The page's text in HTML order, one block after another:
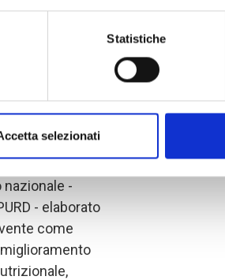
Statistiche
selezionati
del piano di
Plan-
degli
le condizioni di
-
- elaborato
come